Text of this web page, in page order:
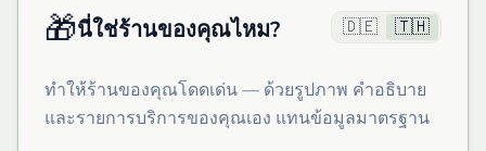
🎁นี่ใช่ร้านของคุณไหม? 🇩🇪 🇹🇭
ทำให้ร้านของคุณโดดเด่น — ด้วยรูปภาพ คำอธิบาย
และรายการบริการของคุณเอง แทนข้อมูลมาตรฐาน